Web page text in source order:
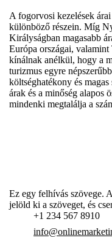
A fogorvosi kezelések
különböző részein. Míg
Királyságban magasabb
Európa országai,
kínálnak anélkül, hogy a
turizmus egyre
költséghatékony és
árak és a minőség alapos
mindenki megtalálja a
Ez egy felhívás szövege.
jelöld ki a szöveget, és
+1 234 567 8910